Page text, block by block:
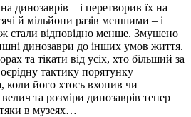
динозаврів – і перетворив їх на
й мільйони разів меншими – і
стали відповідно менше. Змушено
динозаври до інших умов життя.
та тікати від усіх, хто більший за
тактику порятунку –
коли його хтось вхопив чи
та розміри динозаврів тепер
в музеях…